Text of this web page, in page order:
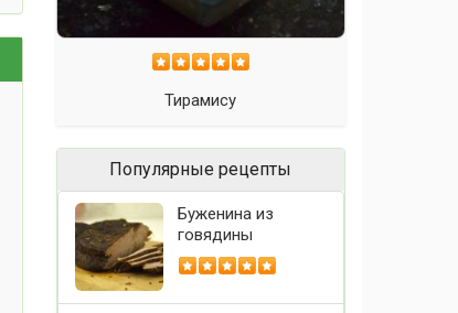
Тирамису
Популярные рецепты
Буженина из
говядины